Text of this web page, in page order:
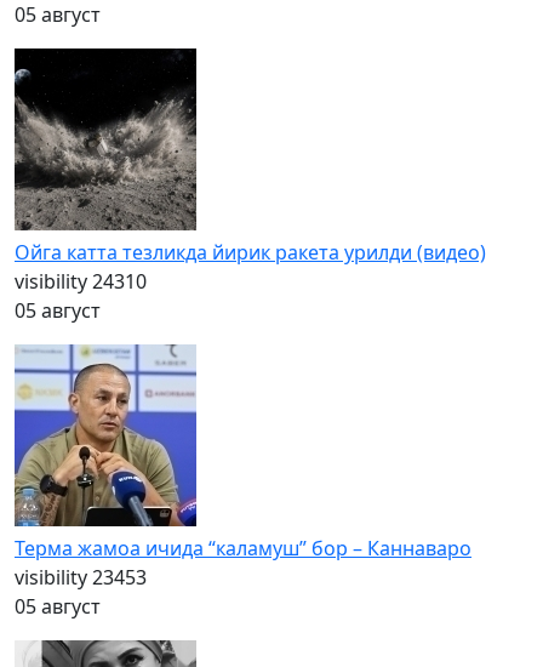
05 август
Ойга катта тезликда йирик ракета урилди (видео)
visibility24310
05 август
Терма жамоа ичида “каламуш” бор – Каннаваро
visibility23453
05 август